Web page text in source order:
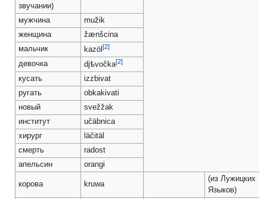
звучании)
мужчина
mužik
женщина
žænšcina
мальчик
kazöl[2]
девочка djѣvočka[2]
кусать
izzbivat
ругать
obkakivati
новый
svežžak
институт
učäbnica
хирург
läčitäl
смерть
radost
апельсин
orangi
корова kruwa
(из Лужицких
Языков)